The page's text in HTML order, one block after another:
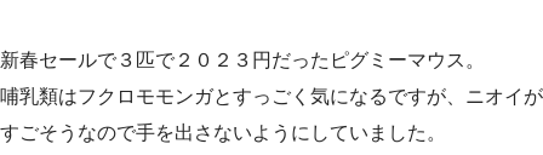
新春セールで３匹で２０２３円だったピグミーマウス。
哺乳類はフクロモモンガとすっごく気になるですが、ニオイが
すごそうなので手を出さないようにしていました。